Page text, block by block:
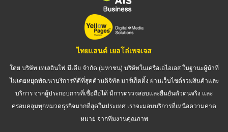
ไทยแลนด์ เยลโล่เพจเจส
โดย บริษัท เทเลอินโฟ มีเดีย จำกัด (มหาชน) บริษัทในเครือเอไอเอส ในฐานะผู้นำที่
ไม่เคยหยุดพัฒนาบริการที่ดีที่สุดด้านดิจิทัล มาร์เก็ตติ้ง ผ่านเว็บไซต์รวมสินค้าและ
บริการ จากผู้ประกอบการที่เชื่อถือได้ มีการตรวจสอบและยืนยันตัวตนจริง และ
ครอบคลุมทุกหมวดธุรกิจมากที่สุดในประเทศ เราจะมอบบริการที่เหนือความคาด
หมาย จากทีมงานคุณภาพ